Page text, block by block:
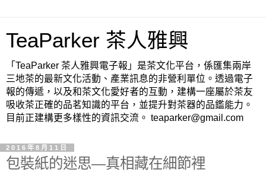
TeaParker 茶人雅興
「TeaParker 茶人雅興電子報」是茶文化平台，係匯集兩岸
三地茶的最新文化活動、產業訊息的非營利單位。透過電子
報的傳遞，以及和茶文化愛好者的互動，建構一座屬於茶友
吸收茶正確的品茗知識的平台，並提升對茶器的品鑑能力。
目前正建構更多樣性的資訊交流。 teaparker@gmail.com
2016年8月11日
包裝紙的迷思—真相藏在細節裡